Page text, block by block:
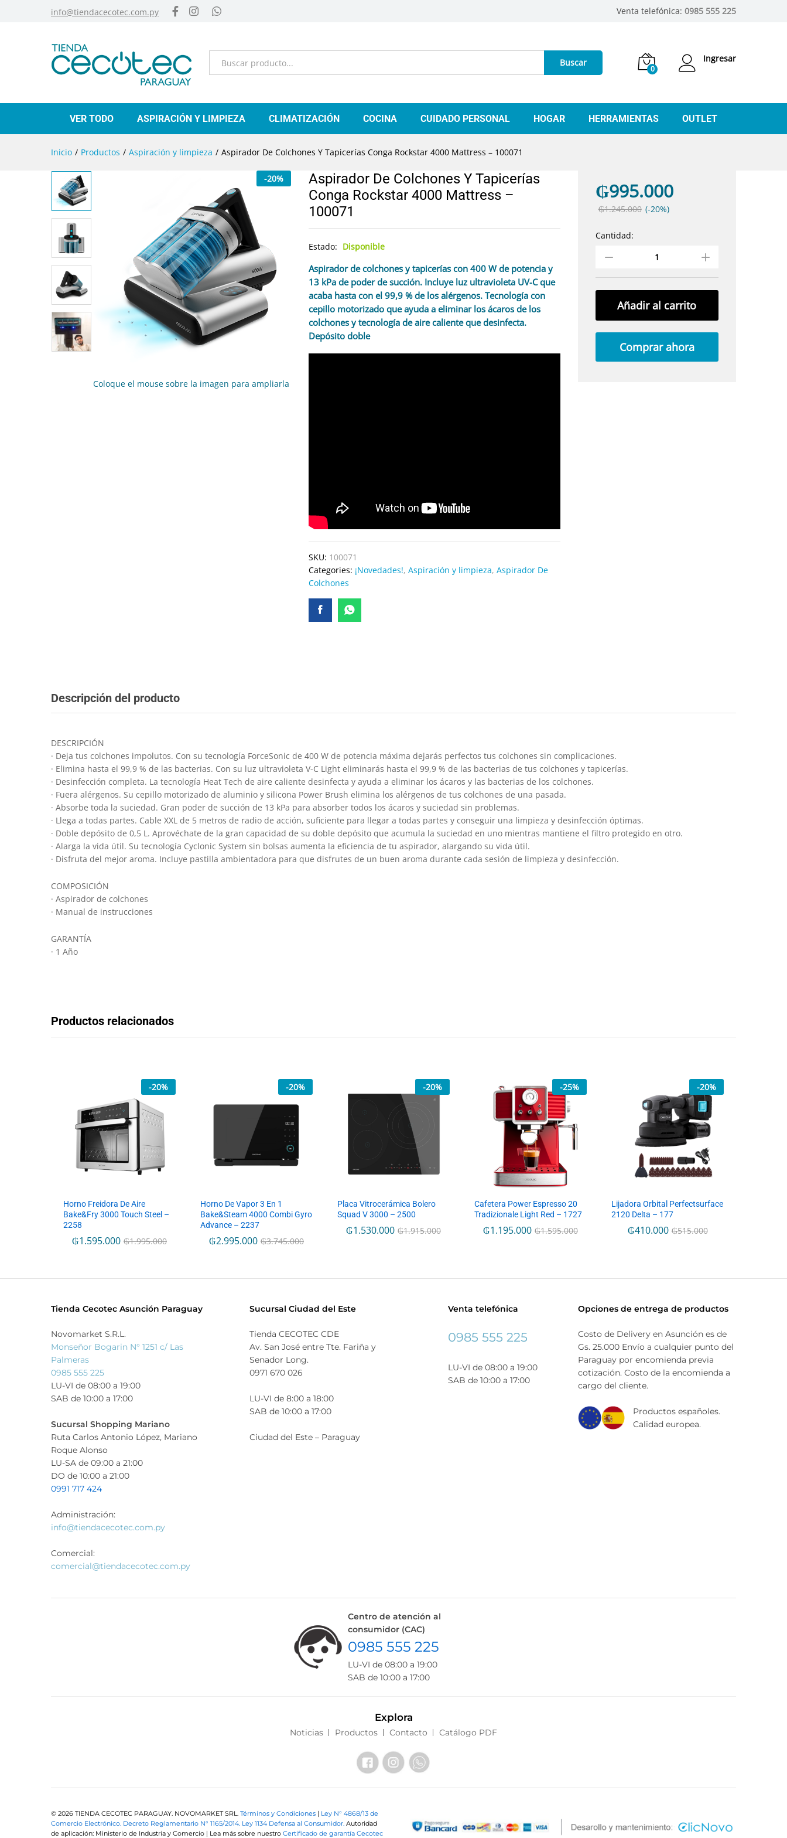
info@tiendacecotec.com.py Venta telefónica: 0985 555 225
Categorías Buscar
0
Ingresar
VER TODO ASPIRACIÓN Y LIMPIEZA CLIMATIZACIÓN COCINA CUIDADO PERSONAL HOGAR HERRAMIENTAS OUTLET
Inicio / Productos / Aspiración y limpieza / Aspirador De Colchones Y Tapicerías Conga Rockstar 4000 Mattress – 100071
-20%
Coloque el mouse sobre la imagen para ampliarla
Aspirador De Colchones Y Tapicerías
Conga Rockstar 4000 Mattress –
100071
Estado: Disponible
Aspirador de colchones y tapicerías con 400 W de potencia y
13 kPa de poder de succión. Incluye luz ultravioleta UV-C que
acaba hasta con el 99,9 % de los alérgenos. Tecnología con
cepillo motorizado que ayuda a eliminar los ácaros de los
colchones y tecnología de aire caliente que desinfecta.
Depósito doble
SKU: 100071
Categories: ¡Novedades!, Aspiración y limpieza, Aspirador De
Colchones
₲995.000
₲1.245.000 (-20%)
antidad
Cantidad:
Añadir al carrito
Comprar ahora
Descripción del producto
DESCRIPCIÓN
· Deja tus colchones impolutos. Con su tecnología ForceSonic de 400 W de potencia máxima dejarás perfectos tus colchones sin complicaciones.
· Elimina hasta el 99,9 % de las bacterias. Con su luz ultravioleta V-C Light eliminarás hasta el 99,9 % de las bacterias de tus colchones y tapicerías.
· Desinfección completa. La tecnología Heat Tech de aire caliente desinfecta y ayuda a eliminar los ácaros y las bacterias de los colchones.
· Fuera alérgenos. Su cepillo motorizado de aluminio y silicona Power Brush elimina los alérgenos de tus colchones de una pasada.
· Absorbe toda la suciedad. Gran poder de succión de 13 kPa para absorber todos los ácaros y suciedad sin problemas.
· Llega a todas partes. Cable XXL de 5 metros de radio de acción, suficiente para llegar a todas partes y conseguir una limpieza y desinfección óptimas.
· Doble depósito de 0,5 L. Aprovéchate de la gran capacidad de su doble depósito que acumula la suciedad en uno mientras mantiene el filtro protegido en otro.
· Alarga la vida útil. Su tecnología Cyclonic System sin bolsas aumenta la eficiencia de tu aspirador, alargando su vida útil.
· Disfruta del mejor aroma. Incluye pastilla ambientadora para que disfrutes de un buen aroma durante cada sesión de limpieza y desinfección.
COMPOSICIÓN
· Aspirador de colchones
· Manual de instrucciones
GARANTÍA
· 1 Año
Productos relacionados
-20%
Horno Freidora De Aire
Bake&Fry 3000 Touch Steel –
2258
₲1.595.000 ₲1.995.000
-20%
Horno De Vapor 3 En 1
Bake&Steam 4000 Combi Gyro
Advance – 2237
₲2.995.000 ₲3.745.000
-20%
Placa Vitrocerámica Bolero
Squad V 3000 – 2500
₲1.530.000 ₲1.915.000
-25%
Cafetera Power Espresso 20
Tradizionale Light Red – 1727
₲1.195.000 ₲1.595.000
-20%
Lijadora Orbital Perfectsurface
2120 Delta – 177
₲410.000 ₲515.000
Tienda Cecotec Asunción Paraguay
Novomarket S.R.L.
Monseñor Bogarin N° 1251 c/ Las
Palmeras
0985 555 225
LU-VI de 08:00 a 19:00
SAB de 10:00 a 17:00
Sucursal Shopping Mariano
Ruta Carlos Antonio López, Mariano
Roque Alonso
LU-SA de 09:00 a 21:00
DO de 10:00 a 21:00
0991 717 424
Administración:
info@tiendacecotec.com.py
Comercial:
comercial@tiendacecotec.com.py
Sucursal Ciudad del Este
Tienda CECOTEC CDE
Av. San José entre Tte. Fariña y
Senador Long.
0971 670 026
LU-VI de 8:00 a 18:00
SAB de 10:00 a 17:00
Ciudad del Este – Paraguay
Venta telefónica
0985 555 225
LU-VI de 08:00 a 19:00
SAB de 10:00 a 17:00
Opciones de entrega de productos
Costo de Delivery en Asunción es de
Gs. 25.000 Envío a cualquier punto del
Paraguay por encomienda previa
cotización. Costo de la encomienda a
cargo del cliente.
Productos españoles.
Calidad europea.
Centro de atención al
consumidor (CAC)
0985 555 225
LU-VI de 08:00 a 19:00
SAB de 10:00 a 17:00
Explora
Noticias Productos Contacto Catálogo PDF
© 2026 TIENDA CECOTEC PARAGUAY. NOVOMARKET SRL. Términos y Condiciones | Ley N° 4868/13 de
Comercio Electrónico. Decreto Reglamentario N° 1165/2014. Ley 1134 Defensa al Consumidor. Autoridad
de aplicación: Ministerio de Industria y Comercio | Lea más sobre nuestro Certificado de garantía Cecotec